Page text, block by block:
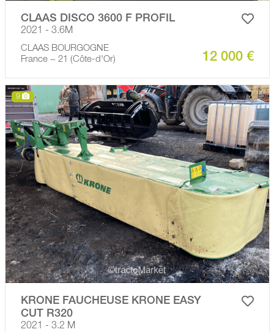
CLAAS DISCO 3600 F PROFIL
2021 - 3.6M
CLAAS BOURGOGNE
France − 21 (Côte-d'Or)
12 000 €
9
KRONE FAUCHEUSE KRONE EASY
CUT R320
2021 - 3.2 M